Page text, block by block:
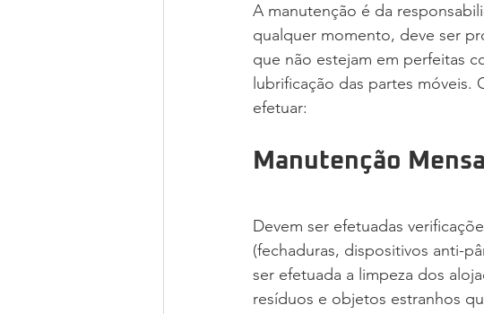
A manutenção é da
qualquer momento, deve ser
que não estejam em perfeitas
lubrificação das partes móveis.
efetuar:
Manutenção
Devem ser efetuadas
(fechaduras, dispositivos anti-
ser efetuada a limpeza dos
resíduos e objetos estranhos